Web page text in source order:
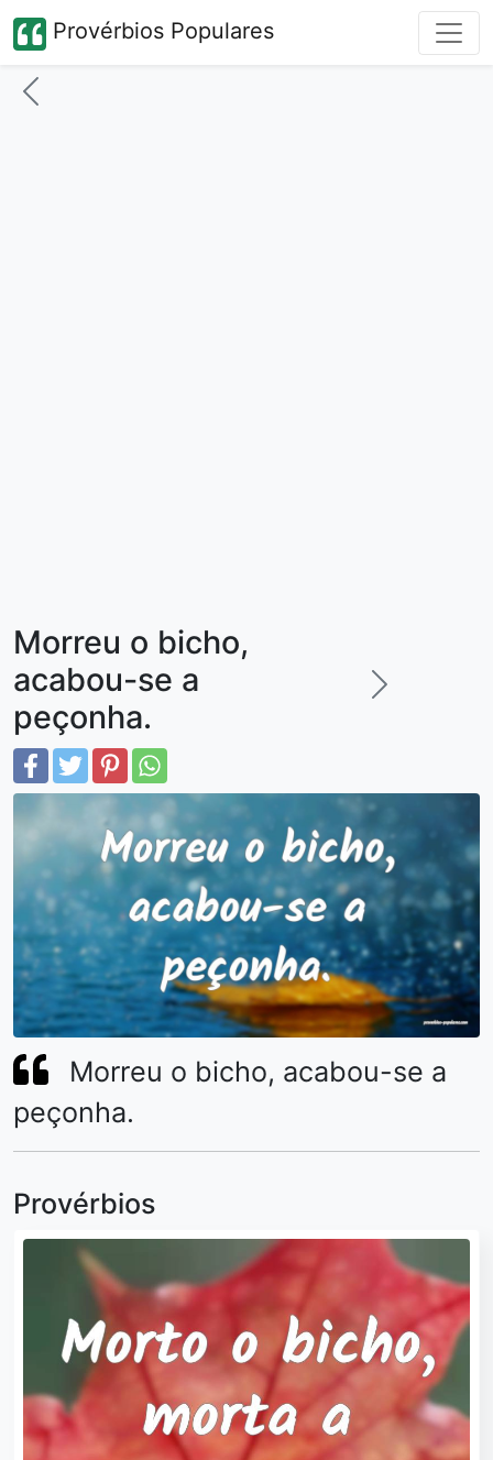
Provérbios Populares
Morreu o bicho,
acabou-se a
peçonha.
Morreu o bicho, acabou-se a
peçonha.
Provérbios